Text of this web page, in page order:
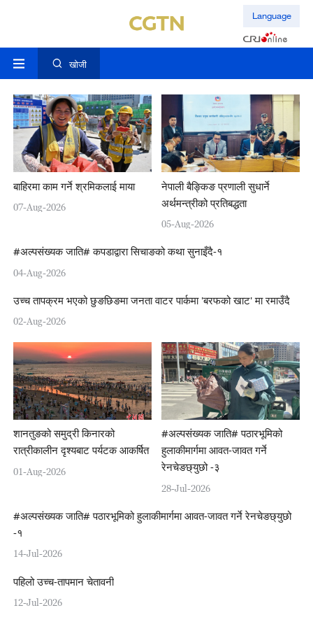
Language
खोजी
बाहिरमा काम गर्ने श्रमिकलाई माया
07-Aug-2026
नेपाली बैङ्किङ प्रणाली सुधार्ने
अर्थमन्त्रीको प्रतिबद्धता
05-Aug-2026
#अल्पसंख्यक जाति# कपडाद्वारा सिचाङको कथा सुनाइँदै-१
04-Aug-2026
उच्च तापक्रम भएको छुङछिङमा जनता वाटर पार्कमा 'बरफको खाट' मा रमाउँदै
02-Aug-2026
शानतुङको समुद्री किनारको
रात्रीकालीन दृश्यबाट पर्यटक आकर्षित
01-Aug-2026
#अल्पसंख्यक जाति# पठारभूमिको
हुलाकीमार्गमा आवत-जावत गर्ने
रेनचेङछ्युछो -३
28-Jul-2026
#अल्पसंख्यक जाति# पठारभूमिको हुलाकीमार्गमा आवत-जावत गर्ने रेनचेङछ्युछो
-१
14-Jul-2026
पहिलो उच्च-तापमान चेतावनी
12-Jul-2026